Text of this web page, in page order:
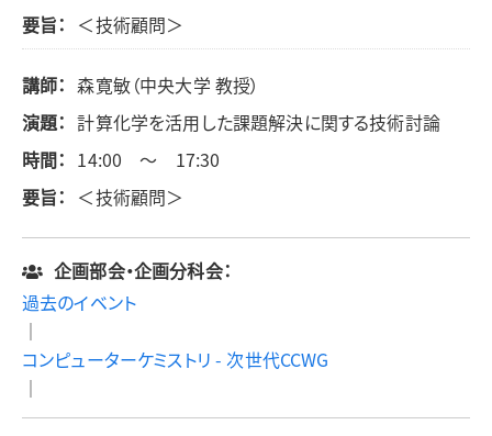
要旨： ＜技術顧問＞
講師： 森寛敏（中央大学 教授）
演題： 計算化学を活用した課題解決に関する技術討論
時間： 14:00 ～ 17:30
要旨： ＜技術顧問＞
企画部会・企画分科会：
過去のイベント
｜
コンピューターケミストリ - 次世代CCWG
｜